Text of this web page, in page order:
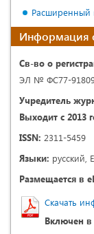
Расширенный
Информация
Св-во о
ЭЛ № ФС77-91809
Учредитель
Выходит с 2013
ISSN: 2311-5459
Языки: русский,
Размещается в
Скачать
Включен в